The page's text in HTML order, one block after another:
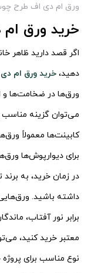
ورق ام دی اف طرح
خرید ورق
اگر قصد دارید ظاهر
دهید، خرید ورق ام
ورق‌ها در ضخامت‌ها و
می‌توان گزینه مناسب
برای دیوارپوش‌ها
در زمان خرید، به
داشته باشید.
برابر نور آفتاب،
معتبر خرید کنید،
نوع مناسب برای